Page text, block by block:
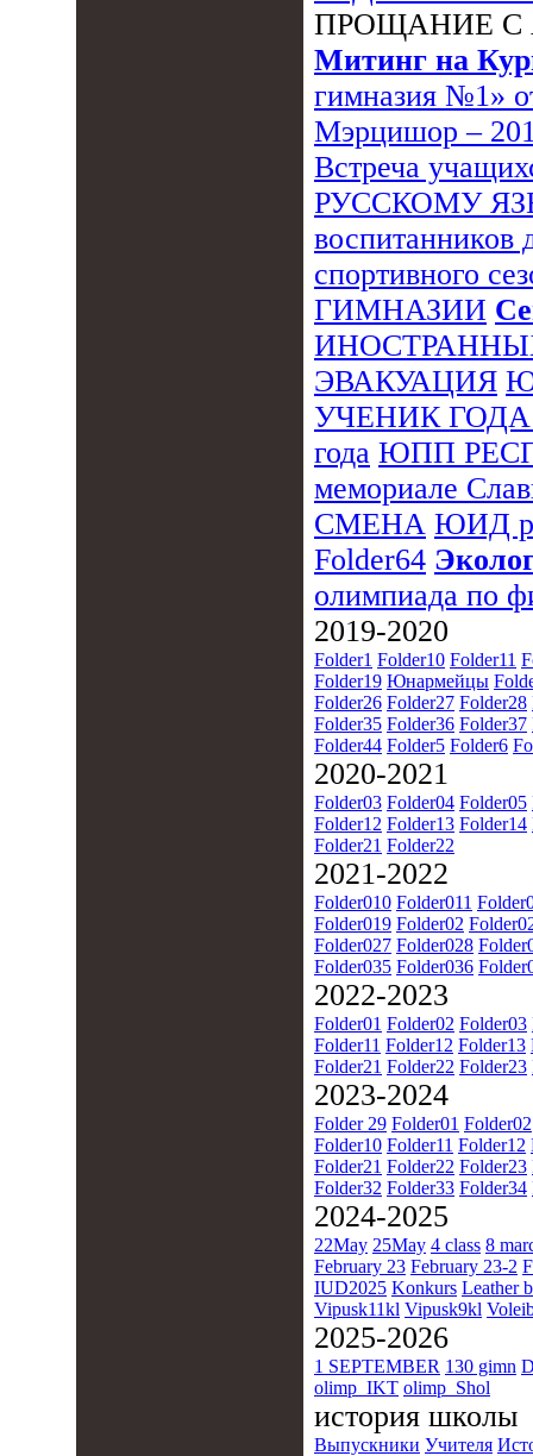
ПРОЩАНИЕ С
Митинг на
гимназия №1»
Мэрцишор –
Встреча
РУССКОМУ
воспитанников
спортивного
ГИМНАЗИИ
ЭВАКУАЦИЯ
УЧЕНИК
года ЮПП
мемориале
СМЕНА ЮИД
Folder64
олимпиада по
2019-2020
Folder1 Folder10 Folder11
Folder19 Юнармейцы
Folder26 Folder27 Folder28
Folder35 Folder36 Folder37
Folder44 Folder5 Folder6
2020-2021
Folder03 Folder04 Folder05
Folder12 Folder13 Folder14
Folder21 Folder22
2021-2022
Folder010 Folder011
Folder019 Folder02
Folder027 Folder028
Folder035 Folder036
2022-2023
Folder01 Folder02 Folder03
Folder11 Folder12 Folder13
Folder21 Folder22 Folder23
2023-2024
Folder 29 Folder01 Folder02
Folder10 Folder11 Folder12
Folder21 Folder22 Folder23
Folder32 Folder33 Folder34
2024-2025
22May 25May 4 class 8
February 23 February 23-2
IUD2025 Konkurs Leather
Vipusk11kl Vipusk9kl
2025-2026
1 SEPTEMBER 130 gimn
olimp_IKT olimp_Shol
история школы
Выпускники Учителя